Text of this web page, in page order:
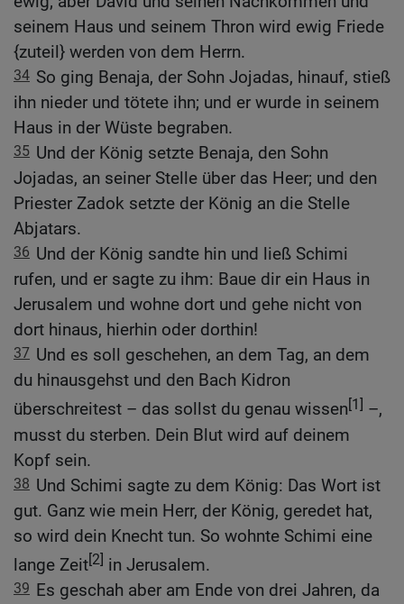
seinem Haus und seinem Thron wird ewig Friede
{zuteil} werden von dem Herrn.
34 So ging Benaja, der Sohn Jojadas, hinauf, stieß
ihn nieder und tötete ihn; und er wurde in seinem
Haus in der Wüste begraben.
35 Und der König setzte Benaja, den Sohn
Jojadas, an seiner Stelle über das Heer; und den
Priester Zadok setzte der König an die Stelle
Abjatars.
36 Und der König sandte hin und ließ Schimi
rufen, und er sagte zu ihm: Baue dir ein Haus in
Jerusalem und wohne dort und gehe nicht von
dort hinaus, hierhin oder dorthin!
37 Und es soll geschehen, an dem Tag, an dem
du hinausgehst und den Bach Kidron
überschreitest – das sollst du genau wissen[1] –,
musst du sterben. Dein Blut wird auf deinem
Kopf sein.
38 Und Schimi sagte zu dem König: Das Wort ist
gut. Ganz wie mein Herr, der König, geredet hat,
so wird dein Knecht tun. So wohnte Schimi eine
lange Zeit[2] in Jerusalem.
39 Es geschah aber am Ende von drei Jahren, da